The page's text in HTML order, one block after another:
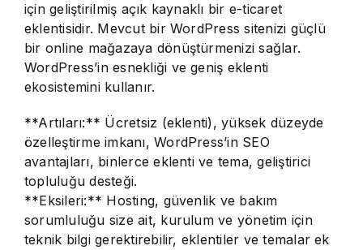
için geliştirilmiş açık kaynaklı bir e-ticaret
eklentisidir. Mevcut bir WordPress sitenizi güçlü
bir online mağazaya dönüştürmenizi sağlar.
WordPress’in esnekliği ve geniş eklenti
ekosistemini kullanır.
**Artıları:** Ücretsiz (eklenti), yüksek düzeyde
özelleştirme imkanı, WordPress’in SEO
avantajları, binlerce eklenti ve tema, geliştirici
topluluğu desteği.
**Eksileri:** Hosting, güvenlik ve bakım
sorumluluğu size ait, kurulum ve yönetim için
teknik bilgi gerektirebilir, eklentiler ve temalar ek